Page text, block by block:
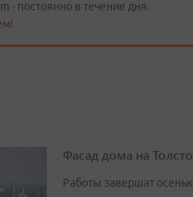
- постоянно в течение дня.
Фасад дома на
Работы завершат